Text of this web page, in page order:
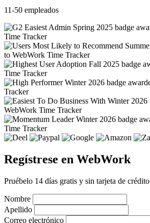
11-50 empleados
Regístrese en WebWork
Pruébelo 14 días gratis y sin tarjeta de crédito
Nombre
Apellido
Correo electrónico